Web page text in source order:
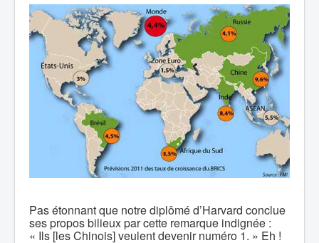
Pas étonnant que notre diplômé d’Harvard conclue
ses propos bilieux par cette remarque indignée :
« Ils [les Chinois] veulent devenir numéro 1. » Eh !